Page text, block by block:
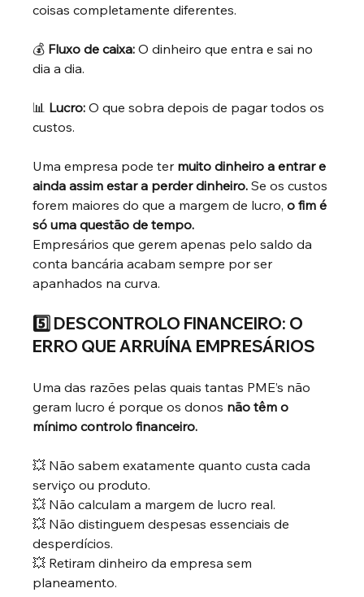
coisas completamente diferentes.
💰 Fluxo de caixa: O dinheiro que entra e sai no
dia a dia.
📊 Lucro: O que sobra depois de pagar todos os
custos.
Uma empresa pode ter muito dinheiro a entrar e
ainda assim estar a perder dinheiro. Se os custos
forem maiores do que a margem de lucro, o fim é
só uma questão de tempo.
Empresários que gerem apenas pelo saldo da
conta bancária acabam sempre por ser
apanhados na curva.
5️⃣ DESCONTROLO FINANCEIRO: O
ERRO QUE ARRUÍNA EMPRESÁRIOS
Uma das razões pelas quais tantas PME’s não
geram lucro é porque os donos não têm o
mínimo controlo financeiro.
💥 Não sabem exatamente quanto custa cada
serviço ou produto.
💥 Não calculam a margem de lucro real.
💥 Não distinguem despesas essenciais de
desperdícios.
💥 Retiram dinheiro da empresa sem
planeamento.